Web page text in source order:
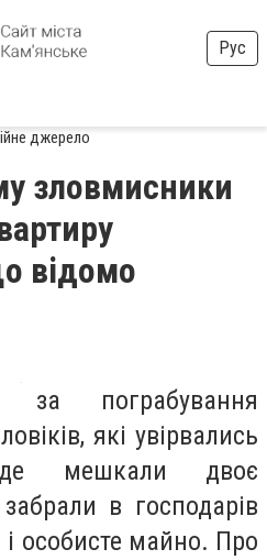
Рус
джерело
зловмисники
відомо
за пограбування
які увірвались
мешкали двоє
в господарів
особисте майно. Про